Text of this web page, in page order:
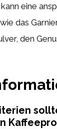
eine
das
den